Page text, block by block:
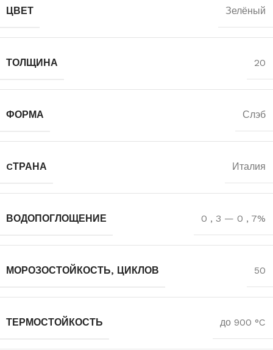
ЦВЕТ Зелёный
ТОЛЩИНА 20
ФОРМА Слэб
CТРАНА Италия
ВОДОПОГЛОЩЕНИЕ 0 , 3 — 0 , 7%
МОРОЗОСТОЙКОСТЬ, ЦИКЛОВ 50
ТЕРМОСТОЙКОСТЬ до 900 °C